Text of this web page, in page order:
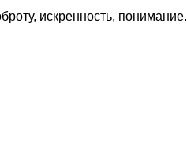
искренность, понимание.